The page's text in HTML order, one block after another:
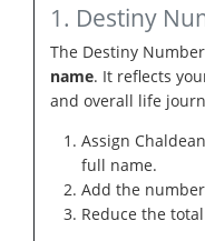
1. Destiny
The Destiny
name. It reflects
and overall life
Assign
full name.
Add the
Reduce the